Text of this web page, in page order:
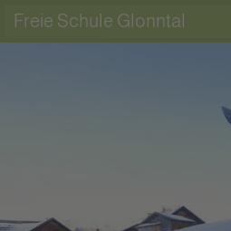
Freie Schule Glonntal